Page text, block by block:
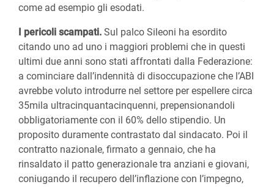
come ad esempio gli esodati.
I pericoli scampati. Sul palco Sileoni ha esordito
citando uno ad uno i maggiori problemi che in questi
ultimi due anni sono stati affrontati dalla Federazione:
a cominciare dall’indennità di disoccupazione che l’ABI
avrebbe voluto introdurre nel settore per espellere circa
35mila ultracinquantacinquenni, prepensionandoli
obbligatoriamente con il 60% dello stipendio. Un
proposito duramente contrastato dal sindacato. Poi il
contratto nazionale, firmato a gennaio, che ha
rinsaldato il patto generazionale tra anziani e giovani,
coniugando il recupero dell’inflazione con l’impegno,